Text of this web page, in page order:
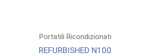
Portatili Ricondizionati
REFURBISHED N100